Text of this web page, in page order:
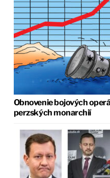
Obnovenie bojových
perzských monarchií